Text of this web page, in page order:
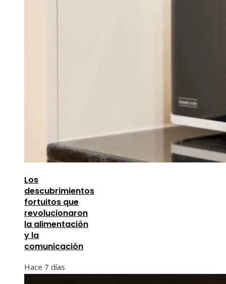
Los
descubrimientos
fortuitos que
revolucionaron
la alimentación
y la
comunicación
Hace 7 días